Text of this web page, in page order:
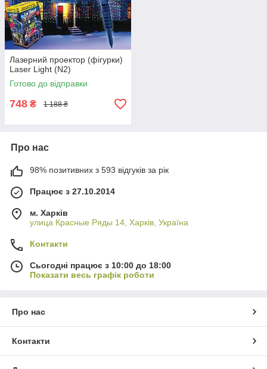
Лазерний проектор (фігурки)
Laser Light (N2)
Готово до відправки
748 ₴ 1 188 ₴
Про нас
98% позитивних з 593 відгуків за рік
Працює з 27.10.2014
м. Харків
улица Красные Ряды 14, Харків, Україна
Контакти
Сьогодні працює з 10:00 до 18:00
Показати весь графік роботи
Про нас
Контакти